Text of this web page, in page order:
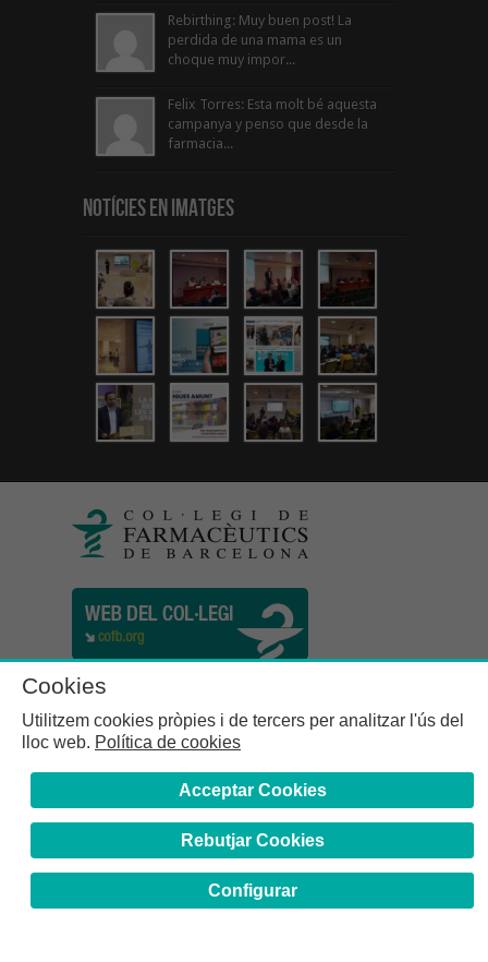
Rebirthing: Muy buen post! La
perdida de una mama es un
choque muy impor...
Felix Torres: Esta molt bé aquesta
campanya y penso que desde la
farmacia...
Notícies en Imatges
Col·legi de Farmacèutics de la Província de Barcelona | C.
Girona, n° 64-66 - 08009 Barcelona | Tel. (34) 932 44 07 10
Cookies
Utilitzem cookies pròpies i de tercers per analitzar l'ús del
lloc web. Política de cookies
Acceptar Cookies
Rebutjar Cookies
Configurar